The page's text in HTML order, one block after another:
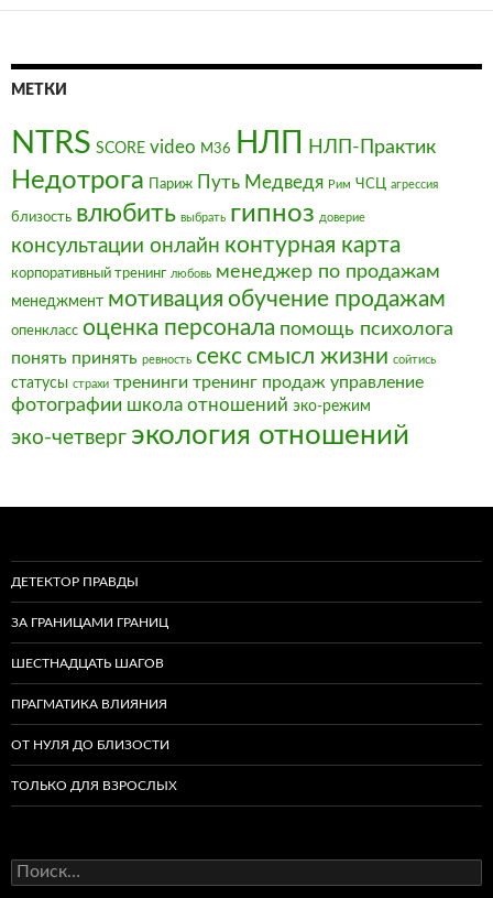
МЕТКИ
NTRS SCORE video М36 НЛП НЛП-Практик
Недотрога Париж Путь Медведя Рим ЧСЦ агрессия
близость влюбить выбрать гипноз доверие
консультации онлайн контурная карта
корпоративный тренинг любовь менеджер по продажам
менеджмент мотивация обучение продажам
опенкласс оценка персонала помощь психолога
понять принять ревность секссмысл жизни сойтись
статусы страхи тренинги тренинг продаж управление
фотографии школа отношений эко-режим
эко-четверг экология отношений
ДЕТЕКТОР ПРАВДЫ
ЗА ГРАНИЦАМИ ГРАНИЦ
ШЕСТНАДЦАТЬ ШАГОВ
ПРАГМАТИКА ВЛИЯНИЯ
ОТ НУЛЯ ДО БЛИЗОСТИ
ТОЛЬКО ДЛЯ ВЗРОСЛЫХ
Найти: